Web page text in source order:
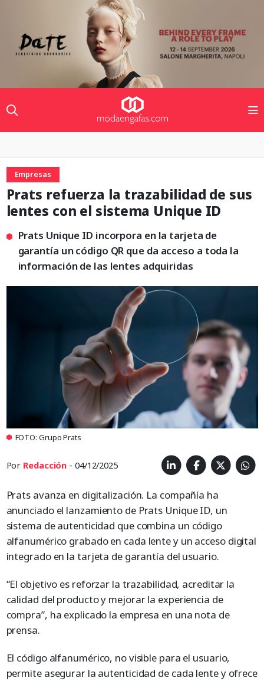
Empresas
Prats refuerza la trazabilidad de sus
lentes con el sistema Unique ID
Prats Unique ID incorpora en la tarjeta de
garantía un código QR que da acceso a toda la
información de las lentes adquiridas
FOTO: Grupo Prats
Por Redacción - 04/12/2025
Prats avanza en digitalización. La compañía ha
anunciado el lanzamiento de Prats Unique ID, un
sistema de autenticidad que combina un código
alfanumérico grabado en cada lente y un acceso digital
integrado en la tarjeta de garantía del usuario.
“El objetivo es reforzar la trazabilidad, acreditar la
calidad del producto y mejorar la experiencia de
compra”, ha explicado la empresa en una nota de
prensa.
El código alfanumérico, no visible para el usuario,
permite asegurar la autenticidad de cada lente y ofrece